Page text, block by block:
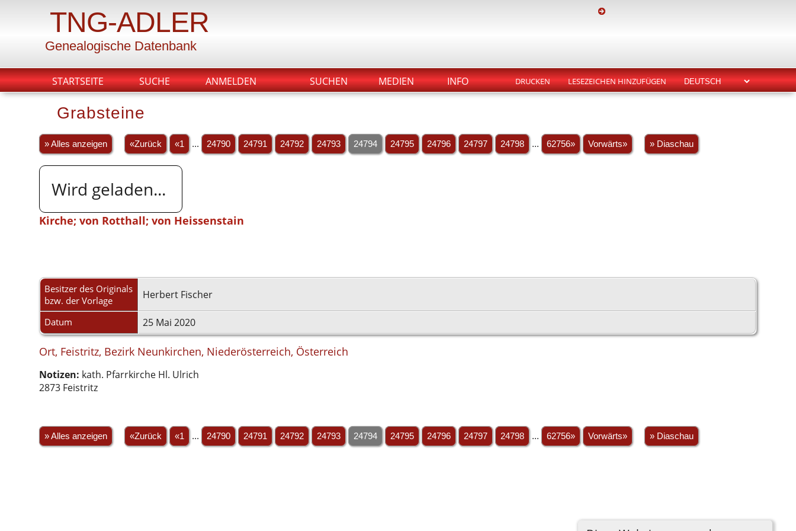
TNG-ADLER
Genealogische Datenbank
STARTSEITE SUCHE ANMELDEN SUCHEN MEDIEN INFO DRUCKEN LESEZEICHEN HINZUFÜGEN
Grabsteine
» Alles anzeigen «Zurück «1 ... 24790 24791 24792 24793 24794 24795 24796 24797 24798 ... 62756» Vorwärts» » Diaschau
Wird geladen...
Kirche; von Rotthall; von Heissenstain
Besitzer des Originals
bzw. der Vorlage
Herbert Fischer
Datum 25 Mai 2020
Ort, Feistritz, Bezirk Neunkirchen, Niederösterreich, Österreich
Notizen: kath. Pfarrkirche Hl. Ulrich
2873 Feistritz
» Alles anzeigen «Zurück «1 ... 24790 24791 24792 24793 24794 24795 24796 24797 24798 ... 62756» Vorwärts» » Diaschau